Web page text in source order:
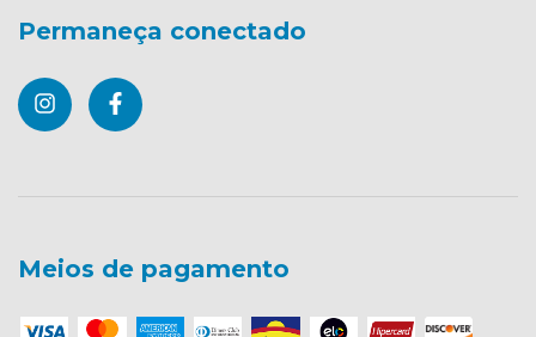
Permaneça conectado
Meios de pagamento